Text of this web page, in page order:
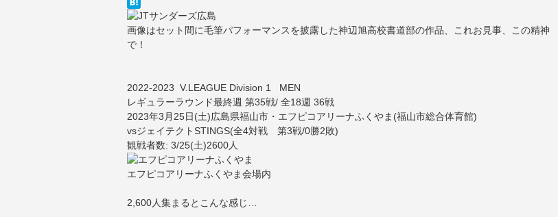
画像はセット間に毛筆パフォーマンスを披露した神辺旭高校書道部の作品、これお見事、この精神
で！
2022-2023 V.LEAGUE Division 1 MEN
レギュラーラウンド最終週 第35戦/ 全18週 36戦
2023年3月25日(土)広島県福山市・エフピコアリーナふくやま(福山市総合体育館)
vsジェイテクトSTINGS(全4対戦 第3戦/0勝2敗)
観戦者数: 3/25(土)2600人
エフピコアリーナふくやま会場内
2,600人集まるとこんな感じ…